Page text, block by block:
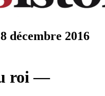
8 décembre 2016
roi —